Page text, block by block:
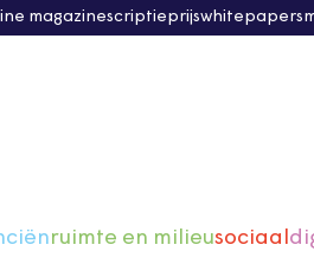
magazinescriptieprijswhitepapers
ruimte en milieusociaal